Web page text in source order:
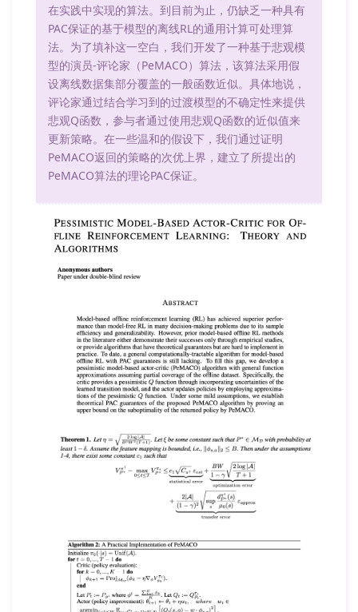
在实践中实现的算法。到目前为止，仍缺乏一种具有
PAC保证的基于模型的离线RL的通用计算可处理算
法。为了填补这一空白，我们开发了一种基于悲观模
型的演员-评论家（PeMACO）算法，该算法采用假
设离线数据集部分覆盖的一般函数近似。具体地说，
评论家通过结合学习到的过渡模型的不确定性来提供
悲观Q函数，参与者通过使用悲观Q函数的近似值来
更新策略。在一些温和的假设下，我们通过证明
PeMACO返回的策略的次优上界，建立了所提出的
PeMACO算法的理论PAC保证。